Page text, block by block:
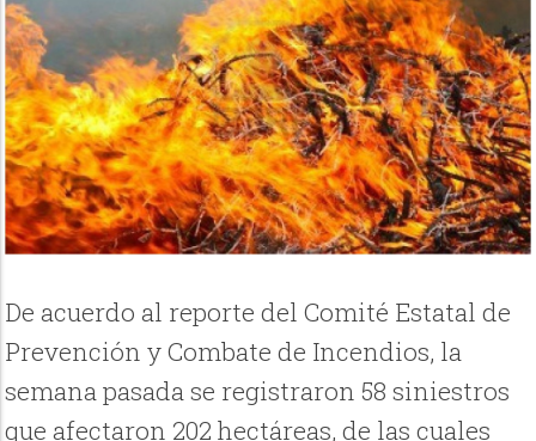
De acuerdo al reporte del Comité Estatal de
Prevención y Combate de Incendios, la
semana pasada se registraron 58 siniestros
que afectaron 202 hectáreas, de las cuales